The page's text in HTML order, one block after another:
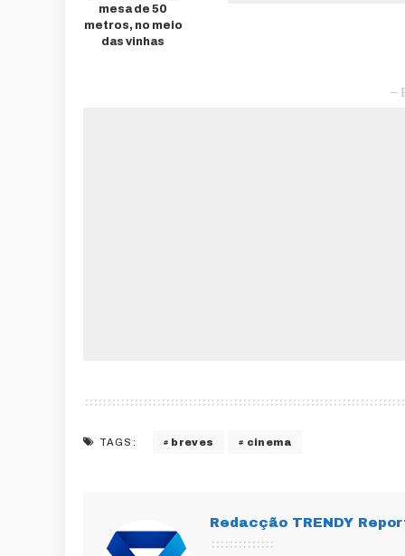
mesa de 50
metros, no meio
das vinhas
–
TAGS: breves cinema
Redacção TRENDY